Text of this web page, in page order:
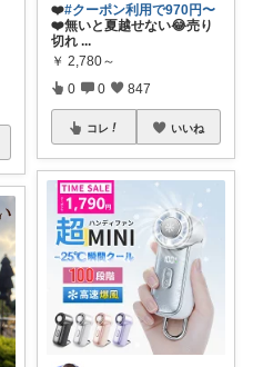
❤️#クーポン利用で970円〜
❤️無いと夏越せない😂売り
切れ ...
￥ 2,780～
0 0 847
コレ いいね